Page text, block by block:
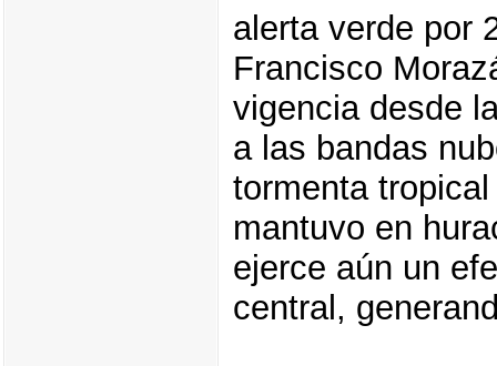
alerta verde por
Francisco
vigencia desde
a las bandas
tormenta
mantuvo en
ejerce aún un
central,